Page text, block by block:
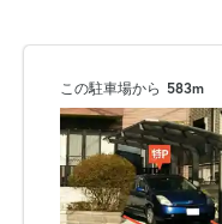
8月18日 (火)
8月19日 (水)
この駐車場から 583m